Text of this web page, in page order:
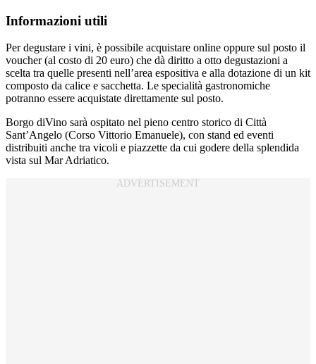
Informazioni utili
Per degustare i vini, è possibile acquistare online oppure sul posto il
voucher (al costo di 20 euro) che dà diritto a otto degustazioni a
scelta tra quelle presenti nell’area espositiva e alla dotazione di un kit
composto da calice e sacchetta. Le specialità gastronomiche
potranno essere acquistate direttamente sul posto.
Borgo diVino sarà ospitato nel pieno centro storico di Città
Sant’Angelo (Corso Vittorio Emanuele), con stand ed eventi
distribuiti anche tra vicoli e piazzette da cui godere della splendida
vista sul Mar Adriatico.